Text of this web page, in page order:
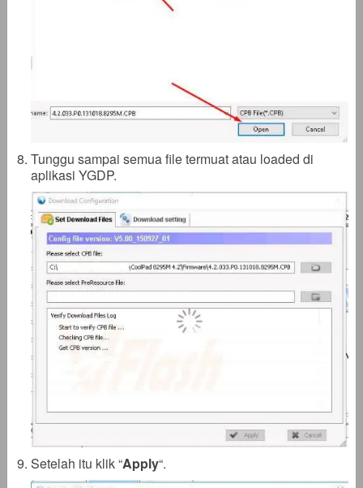
Tunggu sampai semua file termuat atau loaded di
aplikasi YGDP.
Setelah itu klik “Apply“.